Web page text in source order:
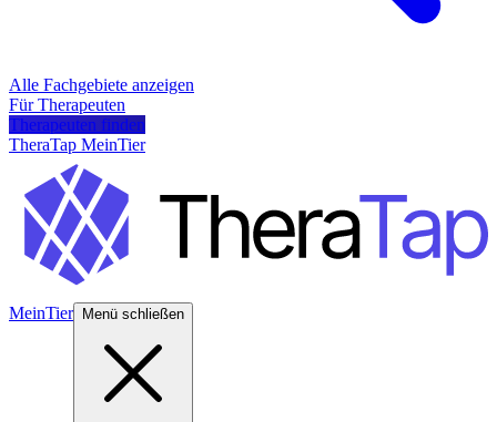
Alle Fachgebiete anzeigen
Für Therapeuten
Therapeuten finden
TheraTap MeinTier
MeinTier Menü schließen